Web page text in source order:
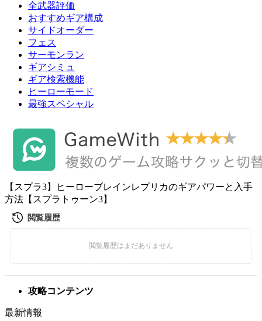
全武器評価
おすすめギア構成
サイドオーダー
フェス
サーモンラン
ギアシミュ
ギア検索機能
ヒーローモード
最強スペシャル
【スプラ3】ヒーローブレインレプリカのギアパワーと入手
方法【スプラトゥーン3】
攻略コンテンツ
最新情報